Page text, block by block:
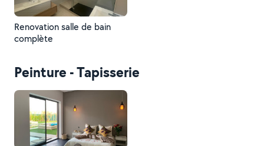
Renovation salle de bain
complète
Peinture - Tapisserie